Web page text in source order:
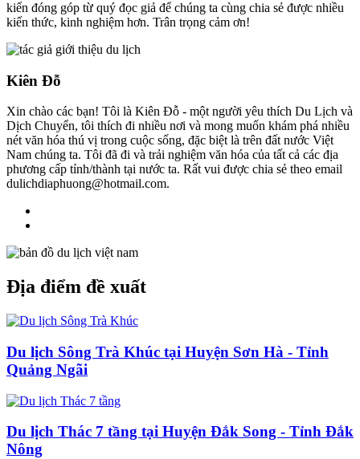
kiến đóng góp từ quý đọc giả để chúng ta cùng chia sẻ được nhiều
kiến thức, kinh nghiệm hơn. Trân trọng cảm ơn!
Kiên Đỗ
Xin chào các bạn! Tôi là Kiên Đỗ - một người yêu thích Du Lịch và
Dịch Chuyển, tôi thích đi nhiều nơi và mong muốn khám phá nhiều
nét văn hóa thú vị trong cuộc sống, đặc biệt là trên đất nước Việt
Nam chúng ta. Tôi đã đi và trải nghiệm văn hóa của tất cả các địa
phương cấp tỉnh/thành tại nước ta. Rất vui được chia sẻ theo email
dulichdiaphuong@hotmail.com.
Địa điểm đề xuất
Du lịch Sông Trà Khúc tại Huyện Sơn Hà - Tỉnh
Quảng Ngãi
Du lịch Thác 7 tầng tại Huyện Đắk Song - Tỉnh Đắk
Nông